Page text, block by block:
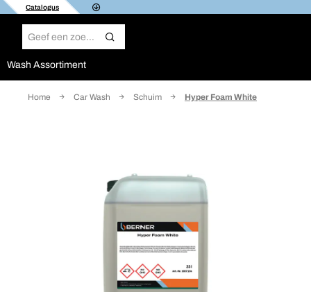
Catalogus
Wash Assortiment
Home Car Wash Schuim Hyper Foam White